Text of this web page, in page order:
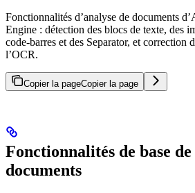
Fonctionnalités d’analyse de documents
Engine : détection des blocs de texte, des
code-barres et des Separator, et correction
l’OCR.
Copier la pageCopier la page
Fonctionnalités de base de
documents